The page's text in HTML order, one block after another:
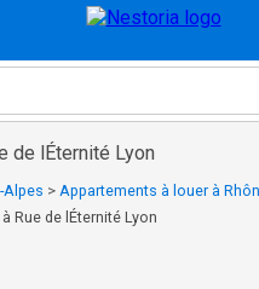
de lÉternité Lyon
Alpes > Appartements à louer à
Rue de lÉternité Lyon